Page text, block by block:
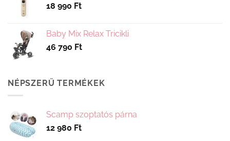
18 990 Ft
Baby Mix Relax Tricikli
46 790 Ft
NÉPSZERŰ TERMÉKEK
Scamp szoptatós párna
12 980 Ft